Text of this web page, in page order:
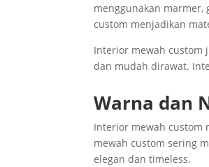
menggunakan marmer,
custom menjadikan
Interior mewah custom
dan mudah dirawat.
Warna dan
Interior mewah custom
mewah custom sering
elegan dan timeless.